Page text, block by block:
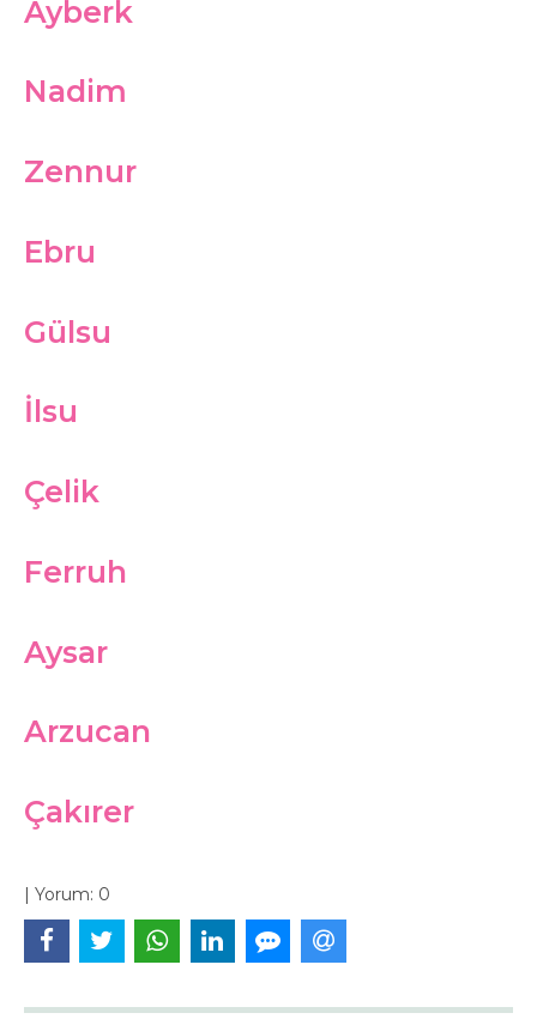
Ayberk
Nadim
Zennur
Ebru
Gülsu
İlsu
Çelik
Ferruh
Aysar
Arzucan
Çakırer
| Yorum: 0